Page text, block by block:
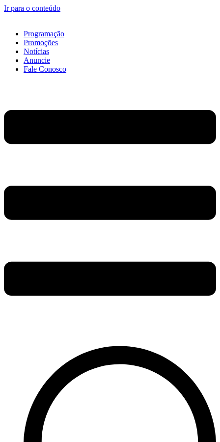
Ir para o conteúdo
Programação
Promoções
Notícias
Anuncie
Fale Conosco